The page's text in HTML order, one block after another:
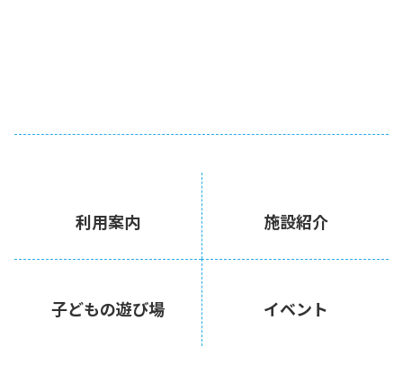
利用案内 施設紹介
子どもの遊び場 イベント